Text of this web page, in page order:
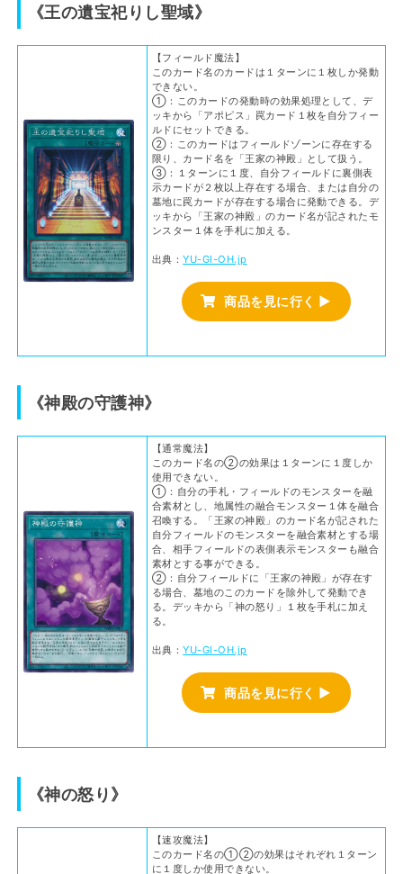
《王の遺宝祀りし聖域》
【フィールド魔法】
このカード名のカードは１ターンに１枚しか発動
できない。
①：このカードの発動時の効果処理として、デ
ッキから「アポピス」罠カード１枚を自分フィー
ルドにセットできる。
②：このカードはフィールドゾーンに存在する
限り、カード名を「王家の神殿」として扱う。
③：１ターンに１度、自分フィールドに裏側表
示カードが２枚以上存在する場合、または自分の
墓地に罠カードが存在する場合に発動できる。デ
ッキから「王家の神殿」のカード名が記されたモ
ンスター１体を手札に加える。
出典：YU-GI-OH.jp
商品を見に行く ▶
《神殿の守護神》
【通常魔法】
このカード名の②の効果は１ターンに１度しか
使用できない。
①：自分の手札・フィールドのモンスターを融
合素材とし、地属性の融合モンスター１体を融合
召喚する。「王家の神殿」のカード名が記された
自分フィールドのモンスターを融合素材とする場
合、相手フィールドの表側表示モンスターも融合
素材とする事ができる。
②：自分フィールドに「王家の神殿」が存在す
る場合、墓地のこのカードを除外して発動でき
る。デッキから「神の怒り」１枚を手札に加え
る。
出典：YU-GI-OH.jp
商品を見に行く ▶
《神の怒り》
【速攻魔法】
このカード名の①②の効果はそれぞれ１ターン
に１度しか使用できない。